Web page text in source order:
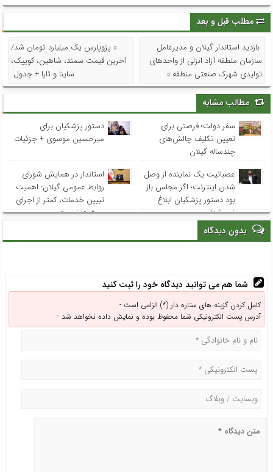
مطلب قبل و بعد
بازدید استاندار گیلان و مدیرعامل
سازمان منطقه آزاد انزلی از واحدهای
تولیدی شهرک صنعتی منطقه »
« پژوپارس یک میلیارد تومان شد/
آخرین قیمت سمند، شاهین، کوییک،
ساینا و تارا + جدول
مطالب مشابه
سفر دولت؛ فرصتی برای
تعیین تکلیف چالش‌های
چندساله گیلان
دستور پزشکیان برای
میرحسین موسوی + جزئیات
عصبانیت یک نماینده از وصل
شدن اینترنت؛ اگر مجلس باز
بود دستور پزشکیان ابلاغ
نمی‌شد!
استاندار در همایش شورای
روابط عمومی‌ گیلان: اهمیت
تبیین خدمات، کمتر از اجرای
پروژه‌ها نیست
بدون دیدگاه
شما هم می توانید دیدگاه خود را ثبت کنید
کامل کردن گزینه های ستاره دار (*) الزامی است -
آدرس پست الکترونیکی شما محفوظ بوده و نمایش داده نخواهد شد -